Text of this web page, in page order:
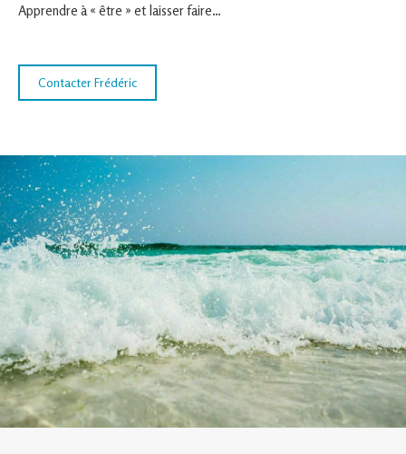
Apprendre à « être » et laisser faire…
Contacter Frédéric